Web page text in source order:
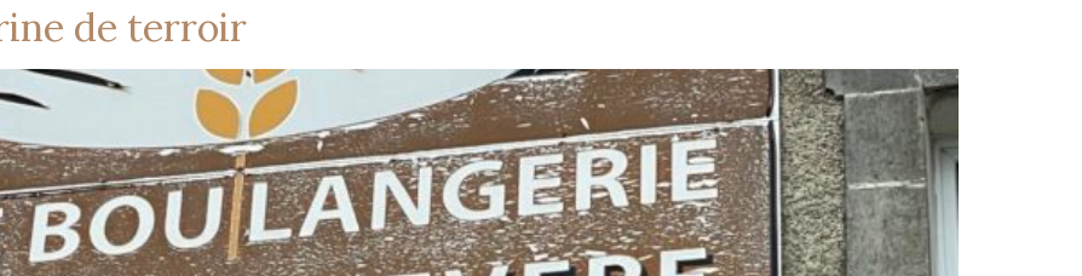
de terroir